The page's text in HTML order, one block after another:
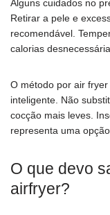
Alguns cuidados no
Retirar a pele e
recomendável.
calorias
O método por air
inteligente. Não
cocção mais leves.
representa uma opção
O que devo
airfryer?